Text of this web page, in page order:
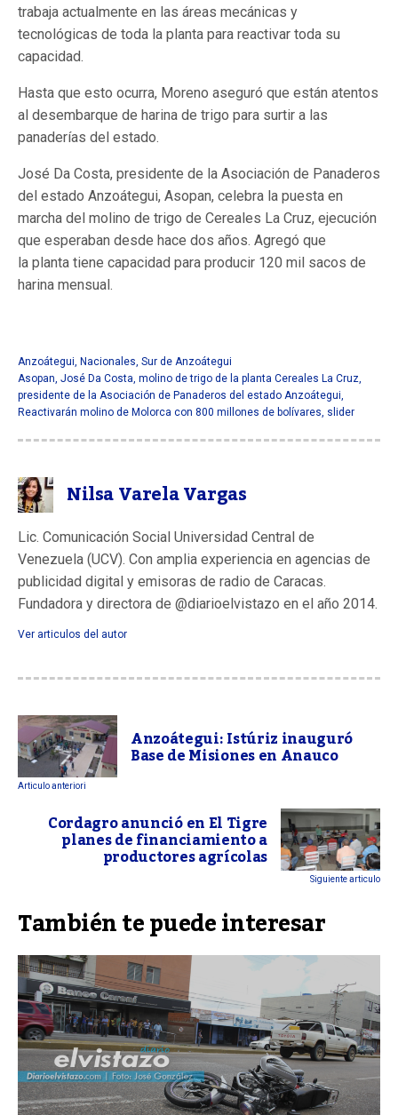
trabaja actualmente en las áreas mecánicas y
tecnológicas de toda la planta para reactivar toda su
capacidad.
Hasta que esto ocurra, Moreno aseguró que están atentos
al desembarque de harina de trigo para surtir a las
panaderías del estado.
José Da Costa, presidente de la Asociación de Panaderos
del estado Anzoátegui, Asopan, celebra la puesta en
marcha del molino de trigo de Cereales La Cruz, ejecución
que esperaban desde hace dos años. Agregó que
la planta tiene capacidad para producir 120 mil sacos de
harina mensual.
Anzoátegui, Nacionales, Sur de Anzoátegui
Asopan, José Da Costa, molino de trigo de la planta Cereales La Cruz,
presidente de la Asociación de Panaderos del estado Anzoátegui,
Reactivarán molino de Molorca con 800 millones de bolívares, slider
Nilsa Varela Vargas
Lic. Comunicación Social Universidad Central de
Venezuela (UCV). Con amplia experiencia en agencias de
publicidad digital y emisoras de radio de Caracas.
Fundadora y directora de @diarioelvistazo en el año 2014.
Ver articulos del autor
Anzoátegui: Istúriz inauguró
Base de Misiones en Anauco
Articulo anteriori
Cordagro anunció en El Tigre
planes de financiamiento a
productores agrícolas
Siguiente articulo
También te puede interesar